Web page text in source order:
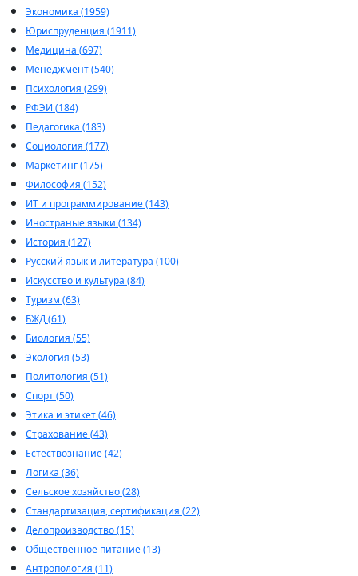
Экономика (1959)
Юриспруденция (1911)
Медицина (697)
Менеджмент (540)
Психология (299)
РФЭИ (184)
Педагогика (183)
Социология (177)
Маркетинг (175)
Философия (152)
ИТ и программирование (143)
Иностраные языки (134)
История (127)
Русский язык и литература (100)
Искусство и культура (84)
Туризм (63)
БЖД (61)
Биология (55)
Экология (53)
Политология (51)
Спорт (50)
Этика и этикет (46)
Страхование (43)
Естествознание (42)
Логика (36)
Сельское хозяйство (28)
Стандартизация, сертификация (22)
Делопроизводство (15)
Общественное питание (13)
Антропология (11)